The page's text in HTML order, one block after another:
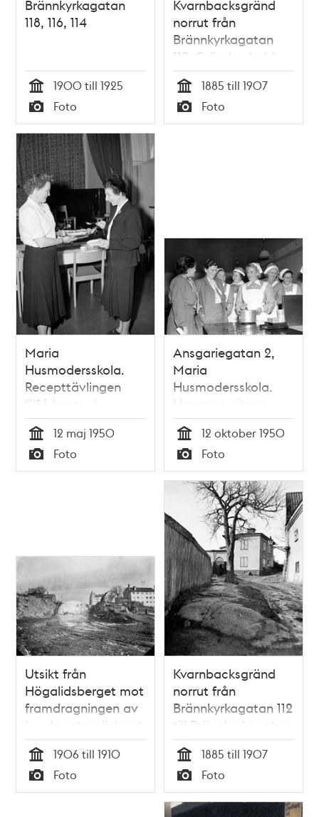
Brännkyrkagatan
118, 116, 114
Tid
1900 till 1925
Typ
Foto
Kvarnbacksgränd
norrut från
Brännkyrkagatan
112. Gränden ledde
genom kv. Sparren
till Brännkyrkagatan
114 vid Lundagatan i
norr
Tid
1885 till 1907
Typ
Foto
Maria
Husmodersskola.
Recepttävlingen
""Så lagar vi
potatis"". Vinnaren
Greta Hansson
bjuder Aina Erlander
Tid
12 maj 1950
Typ
Foto
Ansgariegatan 2,
Maria
Husmodersskola.
Hemsamaritens
kursavslutning
Tid
12 oktober 1950
Typ
Foto
Utsikt från
Högalidsberget mot
framdragningen av
Lundagatan österut
genom
Skinnarviksberget.
T.h. kv. Sparren. I
fonden Lundagatan
Tid
1906 till 1910
Typ
Foto
Kvarnbacksgränd
norrut från
Brännkyrkagatan 112
till Brännkyrkagatan
114. Gården hette
Maria barnhärbärge
""Sparvhemmet""
som revs 1907
Tid
1885 till 1907
Typ
Foto